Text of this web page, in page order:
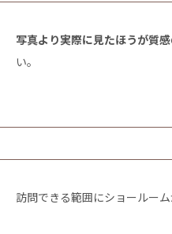
写真より実際に見たほうが質
い。
訪問できる範囲にショールーム